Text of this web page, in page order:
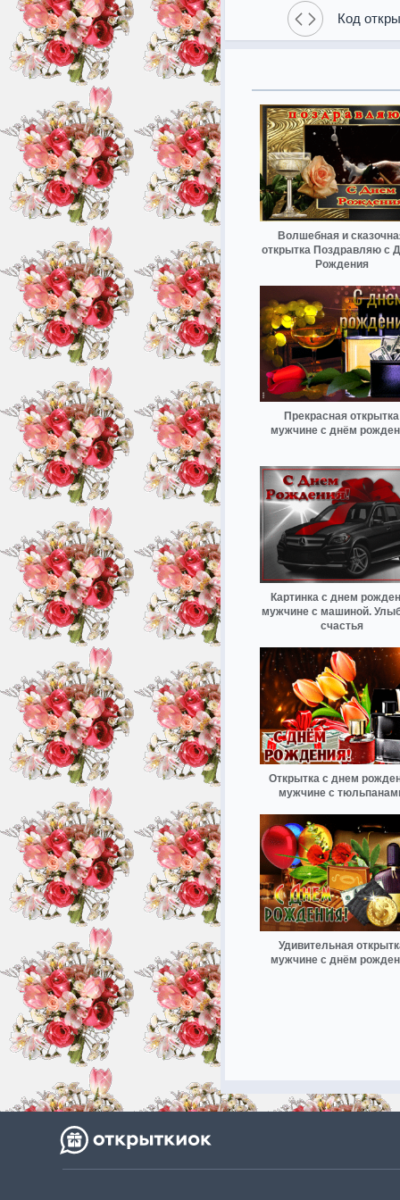
Код
Волшебная и
открытка Поздравляю с
Рождения
Прекрасная открытка
мужчине с днём
Картинка с днем
мужчине с машиной.
счастья
Открытка с днем
мужчине с
Удивительная
мужчине с днём